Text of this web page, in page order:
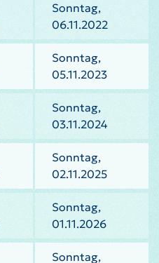
Sonntag,
06.11.2022
Sonntag,
05.11.2023
Sonntag,
03.11.2024
Sonntag,
02.11.2025
Sonntag,
01.11.2026
Sonntag,